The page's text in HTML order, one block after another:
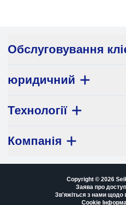
Обслуговування
юридичний
Технології
Компанія
Copyright © 2026
Заява про
Зв'яжіться з нами щодо
Cookie